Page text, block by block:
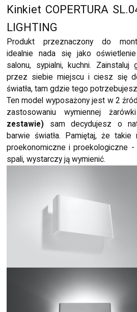
Kinkiet COPERTURA
LIGHTING
Produkt przeznaczony do
idealnie nada się jako
salonu, sypialni, kuchni. Zainstaluj
przez siebie miejscu i ciesz się
światła, tam gdzie tego
Ten model wyposażony jest w 2
zastosowaniu wymiennej
zestawie) sam decydujesz o
barwie światła. Pamiętaj, że takie
proekonomiczne i proekologiczne
spali, wystarczy ją wymienić.